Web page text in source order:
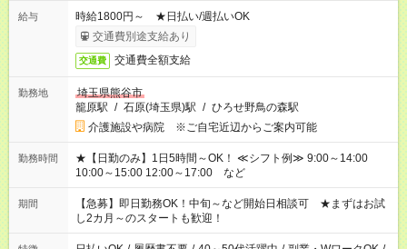
給与
時給1800円～ ★日払い/週払いOK
交通費別途支給あり
交通費 交通費全額支給
勤務地
埼玉県熊谷市
籠原駅 / 石原(埼玉県)駅 / ひろせ野鳥の森駅
介護施設や病院 ※ご自宅近辺からご案内可能
勤務時間
★【日勤のみ】1日5時間～OK！ ≪シフト例≫ 9:00～14:00
10:00～15:00 12:00～17:00 など
期間
【急募】即日勤務OK！中旬～など開始日相談可 ★まずはお試
し2カ月～のスタートも歓迎！